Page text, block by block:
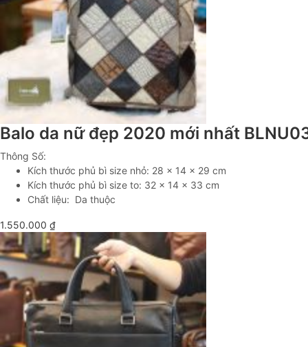
Balo da nữ đẹp 2020 mới nhất
Thông Số:
Kích thước phủ bì size nhỏ: 28 x 14 x 29 cm
Kích thước phủ bì size to: 32 x 14 x 33 cm
Chất liệu: Da thuộc
1.550.000 ₫